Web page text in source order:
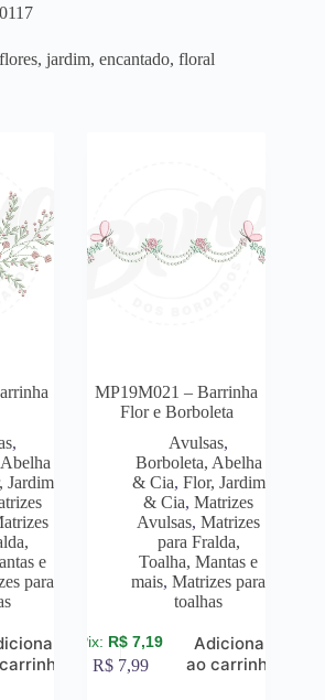
jardim, encantado, floral
,
Jardim
e
para
MP19M021 – Barrinha
Flor e Borboleta
Avulsas,
Borboleta, Abelha
& Cia, Flor, Jardim
& Cia,Matrizes
Avulsas,Matrizes
para Fralda,
Toalha, Mantas e
mais,Matrizes para
toalhas
R$ 7,19
R$ 7,99
Adicionar
ao carrinho